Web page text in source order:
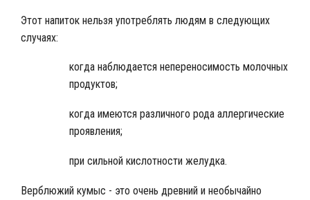
Этот напиток нельзя употреблять людям в следующих
случаях:
когда наблюдается непереносимость молочных
продуктов;
когда имеются различного рода аллергические
проявления;
при сильной кислотности желудка.
Верблюжий кумыс - это очень древний и необычайно